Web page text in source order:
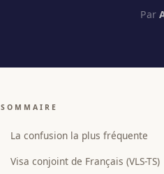
Par
SOMMAIRE
La confusion la plus fréquente
Visa conjoint de Français (VLS-TS)